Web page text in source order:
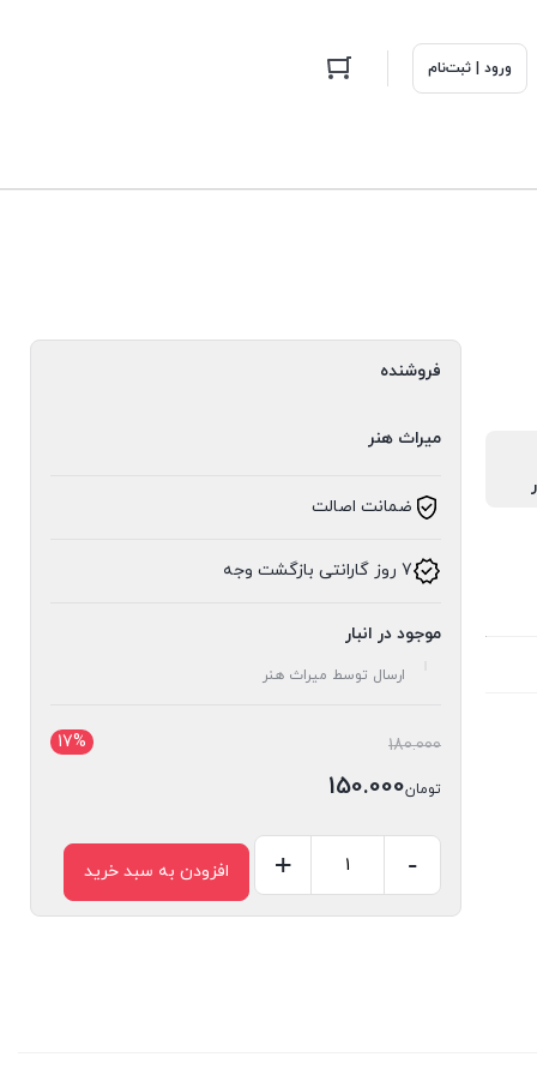
ورود | ثبت‌نام
فروشنده
میراث هنر
ضمانت اصالت
7 روز گارانتی بازگشت وجه
موجود در انبار
ارسال توسط میراث هنر
17% 180.000قیمت
اصلی:
تومان150.000
فعلی:
تومان150.000.
قاب
-
+ افزودن به سبد خرید